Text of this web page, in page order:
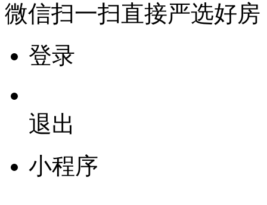
微信扫一扫直接严选好房
登录
退出
小程序